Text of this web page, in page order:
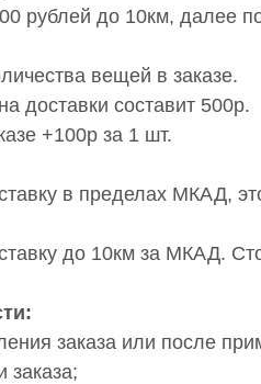
рублей до 10км, далее
вещей в заказе.
доставки составит 500р.
+100р за 1 шт.
в пределах МКАД,
до 10км за МКАД.
заказа или после
заказа;